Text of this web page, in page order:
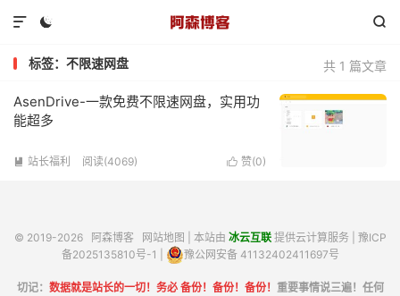
 

共 1 篇文章
标签：不限速网盘
AsenDrive-一款免费不限速网盘，实用功
能超多
 赞(0)
 站长福利 阅读(4069)
© 2019-2026 阿森博客 网站地图 | 本站由 冰云互联提供云计算服务 | 豫ICP
备2025135810号-1
豫公网安备 41132402411697号
切记： 数据就是站长的一切！务必 备份！备份！备份！ 重要事情说三遍！任何